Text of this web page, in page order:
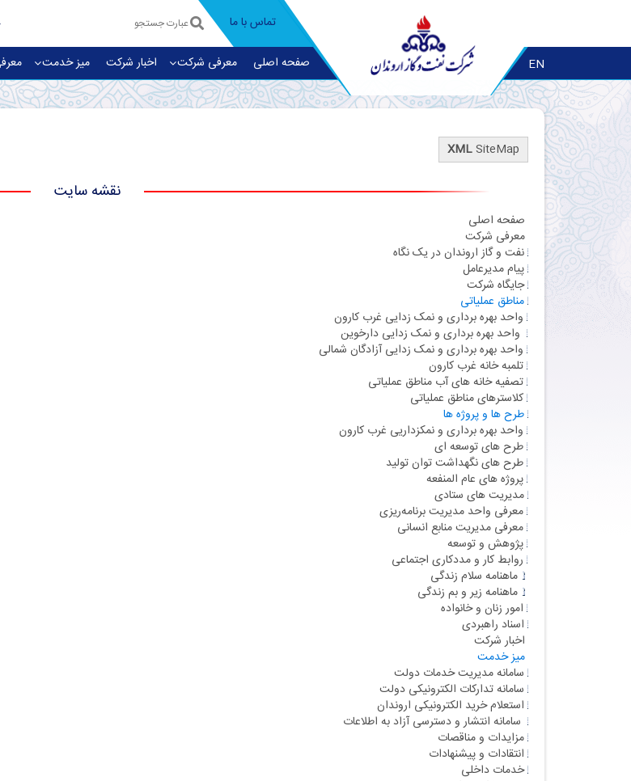
تماس با ما
EN صفحه اصلی معرفی شرکت اخبار شرکت میز خدمت
XMLSiteMap
نقشه سایت
صفحه اصلی
معرفی شرکت
نفت و گاز اروندان در یک نگاه
پیام مدیرعامل
جایگاه شرکت
مناطق عملیاتی
واحد بهره برداری و نمک زدایی غرب کارون
واحد بهره برداری و نمک زدایی دارخوین
واحد بهره برداری و نمک زدایی آزادگان شمالی
تلمبه خانه غرب کارون
تصفیه خانه های آب مناطق عملیاتی
کلاسترهای مناطق عملیاتی
طرح ها و پروژه ها
واحد بهره برداری و نمکزداریی غرب کارون
طرح های توسعه ای
طرح های نگهداشت توان تولید
پروژه های عام المنفعه
مدیریت های ستادی
معرفی واحد مدیریت برنامه‌ریزی
معرفی مدیریت منابع انسانی
پژوهش و توسعه
روابط کار و مددکاری اجتماعی
ماهنامه سلام زندگی
ماهنامه زیر و بم زندگی
امور زنان و خانواده
اسناد راهبردی
اخبار شرکت
میز خدمت
سامانه مدیریت خدمات دولت
سامانه تدارکات الکترونیکی دولت
استعلام خرید الکترونیکی اروندان
سامانه انتشار و دسترسی آزاد به اطلاعات
مزایدات و مناقصات
انتقادات و پیشنهادات
خدمات داخلی